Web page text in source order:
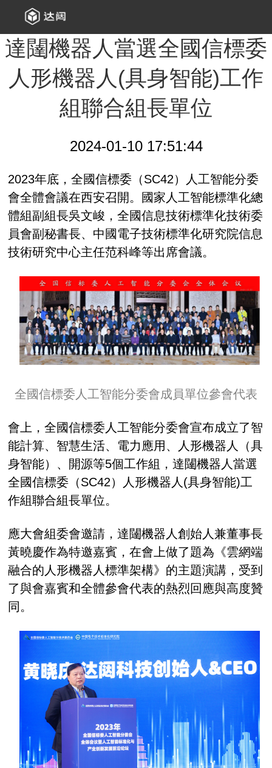
達闥機器人當選全國信標委
人形機器人(具身智能)工作
組聯合組長單位
2024-01-10 17:51:44
2023年底，全國信標委（SC42）人工智能分委
會全體會議在西安召開。國家人工智能標準化總
體組副組長吳文峻，全國信息技術標準化技術委
員會副秘書長、中國電子技術標準化研究院信息
技術研究中心主任范科峰等出席會議。
全國信標委人工智能分委會成員單位參會代表
會上，全國信標委人工智能分委會宣布成立了智
能計算、智慧生活、電力應用、人形機器人（具
身智能）、開源等5個工作組，達闥機器人當選
全國信標委（SC42）人形機器人(具身智能)工
作組聯合組長單位。
應大會組委會邀請，達闥機器人創始人兼董事長
黃曉慶作為特邀嘉賓，在會上做了題為《雲網端
融合的人形機器人標準架構》的主題演講，受到
了與會嘉賓和全體參會代表的熱烈回應與高度贊
同。